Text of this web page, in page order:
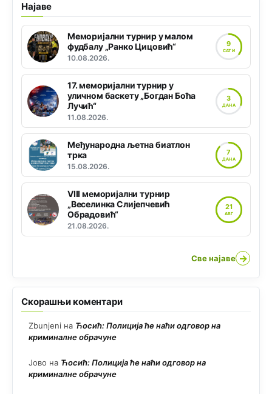
Најаве
Меморијални турнир у малом
фудбалу „Ранко Цицовић“
10.08.2026.
9
САТИ
17. меморијални турнир у
уличном баскету „Богдан Боћа
Лучић“
11.08.2026.
3
ДАНА
Међународна љетна биатлон
трка
15.08.2026.
7
ДАНА
VIII меморијални турнир
„Веселинка Слијепчевић
Обрадовић“
21.08.2026.
21
АВГ
Све најаве →
Скорашњи коментари
Zbunjeni на Ћосић: Полиција ће наћи одговор на
криминалне обрачуне
Јово на Ћосић: Полиција ће наћи одговор на
криминалне обрачуне